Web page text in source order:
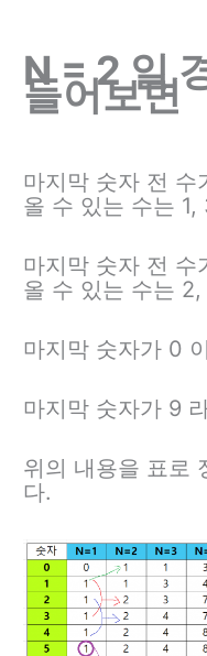
N = 2 일
들어보면
마지막 숫자 전 수
올 수 있는 수는
마지막 숫자 전 수
올 수 있는 수는
마지막 숫자가 0
마지막 숫자가 9
위의 내용을 표로
다.